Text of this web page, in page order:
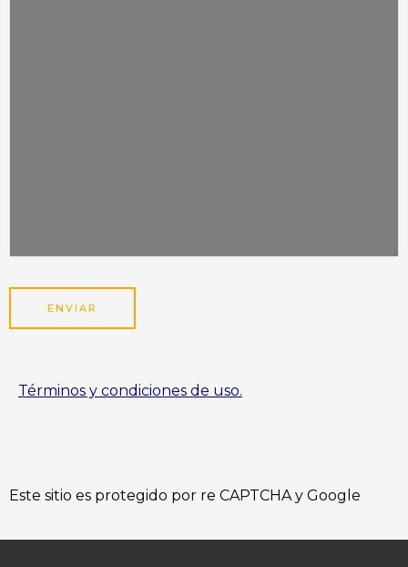
Términos y condiciones de uso.
Este sitio es protegido por re CAPTCHA y Google